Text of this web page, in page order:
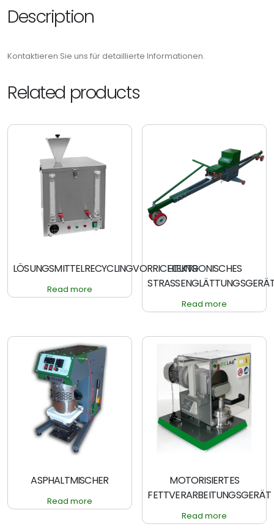
Description
Kontaktieren Sie uns für detaillierte Informationen.
Related products
LÖSUNGSMITTELRECYCLINGVORRICHTUNG
Read more
ELEKTRONISCHES
Read more
ASPHALTMISCHER
Read more
MOTORISIERTES
FETTVERARBEITUNGSGERÄT
Read more